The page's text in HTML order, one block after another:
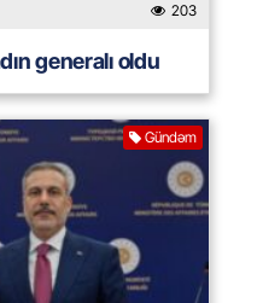
203
generalı oldu
Gündəm